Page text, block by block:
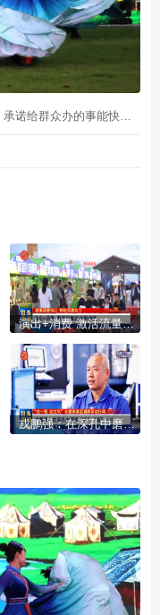
演出+消费 激活流量经济新动能
戎鹏强：在深孔中磨砺“正”“直”人生